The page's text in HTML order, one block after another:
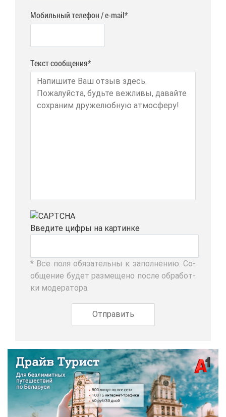
Мобильный телефон / e-mail*
Текст сообщения*
Вве­ди­те циф­ры на кар­тин­ке
* Все по­ля обя­за­тель­ны к за­пол­не­нию. Со­
об­ще­ние бу­дет раз­ме­ще­но по­сле об­ра­бот­
ки мо­де­ра­то­ра.